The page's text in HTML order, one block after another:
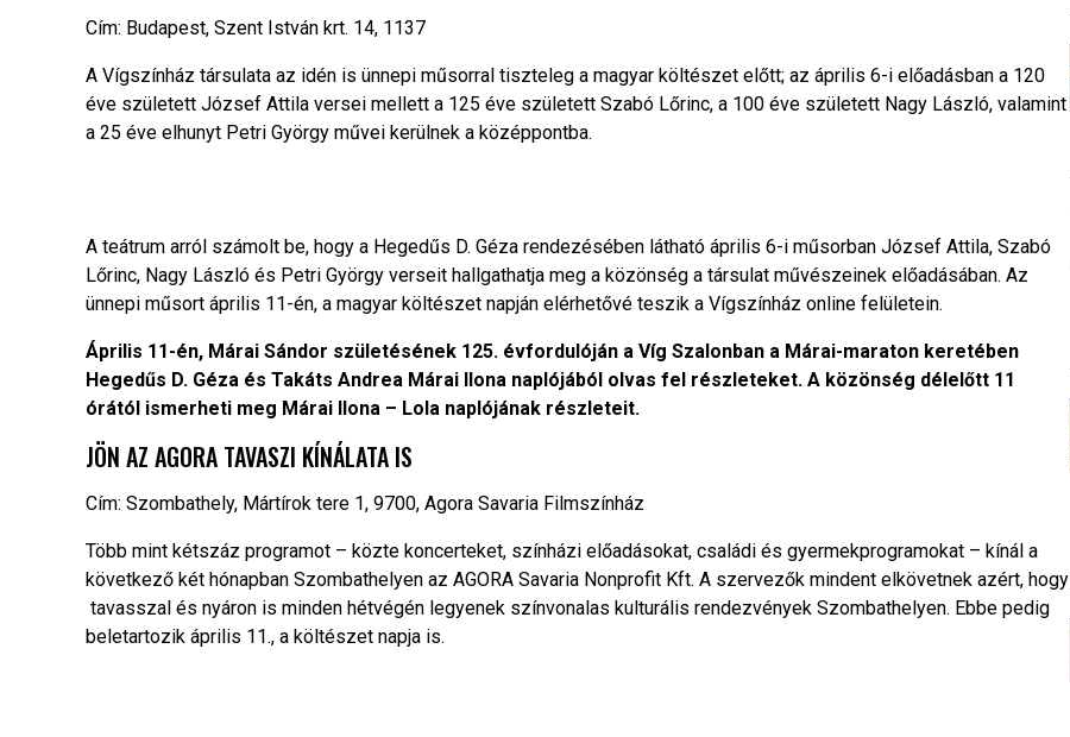
Cím: Budapest, Szent István krt. 14, 1137
A Vígszínház társulata az idén is ünnepi műsorral tiszteleg a magyar költészet előtt; az április 6-i előadásban a 120
éve született József Attila versei mellett a 125 éve született Szabó Lőrinc, a 100 éve született Nagy László, valamint
a 25 éve elhunyt Petri György művei kerülnek a középpontba.
A teátrum arról számolt be, hogy a Hegedűs D. Géza rendezésében látható április 6-i műsorban József Attila, Szabó
Lőrinc, Nagy László és Petri György verseit hallgathatja meg a közönség a társulat művészeinek előadásában. Az
ünnepi műsort április 11-én, a magyar költészet napján elérhetővé teszik a Vígszínház online felületein.
Április 11-én, Márai Sándor születésének 125. évfordulóján a Víg Szalonban a Márai-maraton keretében
Hegedűs D. Géza és Takáts Andrea Márai Ilona naplójából olvas fel részleteket. A közönség délelőtt 11
órától ismerheti meg Márai Ilona – Lola naplójának részleteit.
JÖN AZ AGORA TAVASZI KÍNÁLATA IS
Cím: Szombathely, Mártírok tere 1, 9700, Agora Savaria Filmszínház
Több mint kétszáz programot – közte koncerteket, színházi előadásokat, családi és gyermekprogramokat – kínál a
következő két hónapban Szombathelyen az AGORA Savaria Nonprofit Kft. A szervezők mindent elkövetnek azért, hogy
tavasszal és nyáron is minden hétvégén legyenek színvonalas kulturális rendezvények Szombathelyen. Ebbe pedig
beletartozik április 11., a költészet napja is.